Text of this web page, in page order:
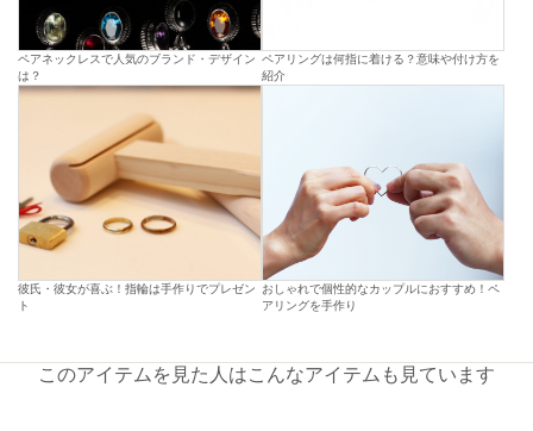
ペアネックレスで人気のブランド・デザイン
は？
ペアリングは何指に着ける？意味や付け方を
紹介
彼氏・彼女が喜ぶ！指輪は手作りでプレゼン
ト
おしゃれで個性的なカップルにおすすめ！ペ
アリングを手作り
このアイテムを見た人はこんなアイテムも見ています